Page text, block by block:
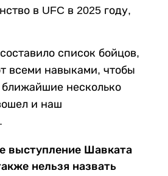
в UFC в 2025 году,
составило список бойцов,
всеми навыками, чтобы
ближайшие несколько
и наш
выступление Шавката
нельзя назвать